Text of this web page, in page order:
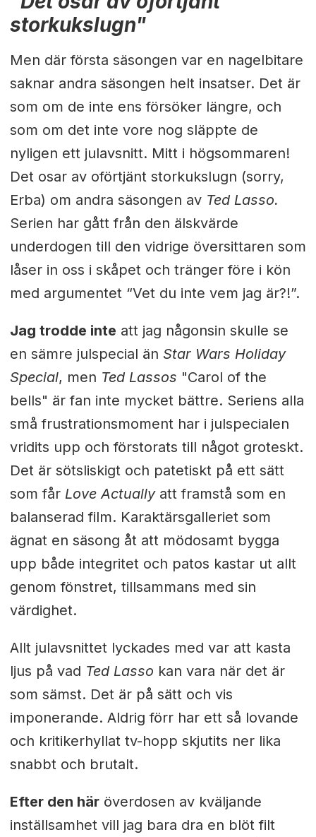
storkukslugn"
Men där första säsongen var en nagelbitare
saknar andra säsongen helt insatser. Det är
som om de inte ens försöker längre, och
som om det inte vore nog släppte de
nyligen ett julavsnitt. Mitt i högsommaren!
Det osar av oförtjänt storkukslugn (sorry,
Erba) om andra säsongen avTed Lasso.
Serien har gått från den älskvärde
underdogen till den vidrige översittaren som
låser in oss i skåpet och tränger före i kön
med argumentet “Vet du inte vem jag är?!”.
Jag trodde inte att jag någonsin skulle se
en sämre julspecial än Star Wars Holiday
Special, men Ted Lassos "Carol of the
bells" är fan inte mycket bättre. Seriens alla
små frustrationsmoment har i julspecialen
vridits upp och förstorats till något groteskt.
Det är sötsliskigt och patetiskt på ett sätt
som får Love Actually att framstå som en
balanserad film. Karaktärsgalleriet som
ägnat en säsong åt att mödosamt bygga
upp både integritet och patos kastar ut allt
genom fönstret, tillsammans med sin
värdighet.
Allt julavsnittet lyckades med var att kasta
ljus på vad Ted Lasso kan vara när det är
som sämst. Det är på sätt och vis
imponerande. Aldrig förr har ett så lovande
och kritikerhyllat tv-hopp skjutits ner lika
snabbt och brutalt.
Efter den häröverdosen av kväljande
inställsamhet vill jag bara dra en blöt filt